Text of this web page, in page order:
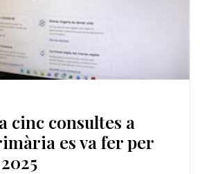
cinc consultes a
es va fer per